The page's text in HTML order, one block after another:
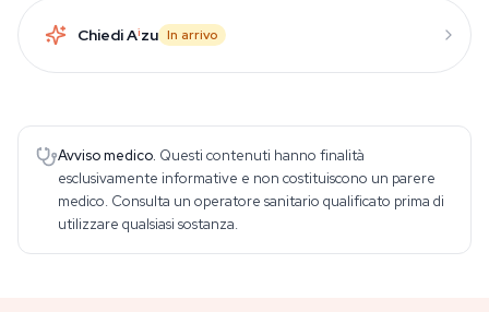
Chiedi Aizu In arrivo
Avviso medico. Questi contenuti hanno finalità
esclusivamente informative e non costituiscono un parere
medico. Consulta un operatore sanitario qualificato prima di
utilizzare qualsiasi sostanza.